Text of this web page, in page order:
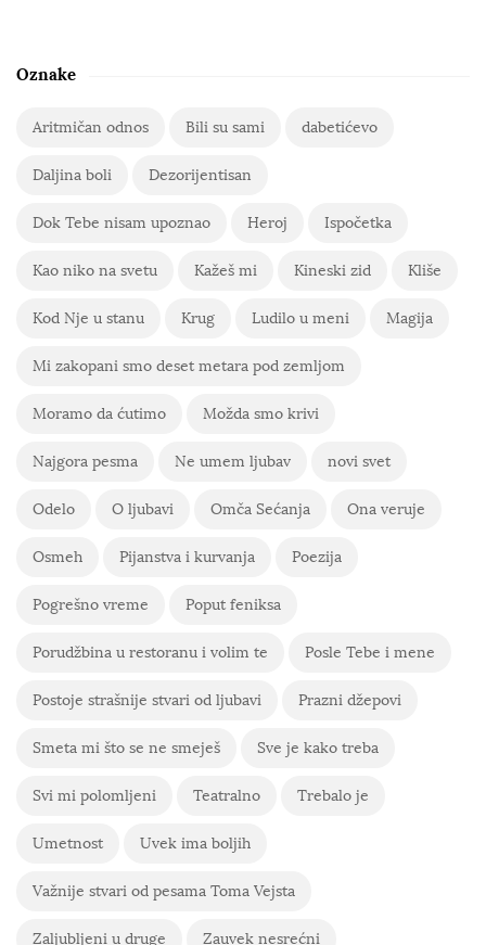
Oznake
Aritmičan odnos Bili su sami dabetićevo
Daljina boli Dezorijentisan
Dok Tebe nisam upoznao Heroj Ispočetka
Kao niko na svetu Kažeš mi Kineski zid Kliše
Kod Nje u stanu Krug Ludilo u meni Magija
Mi zakopani smo deset metara pod zemljom
Moramo da ćutimo Možda smo krivi
Najgora pesma Ne umem ljubav novi svet
Odelo O ljubavi Omča Sećanja Ona veruje
Osmeh Pijanstva i kurvanja Poezija
Pogrešno vreme Poput feniksa
Porudžbina u restoranu i volim te Posle Tebe i mene
Postoje strašnije stvari od ljubavi Prazni džepovi
Smeta mi što se ne smeješ Sve je kako treba
Svi mi polomljeni Teatralno Trebalo je
Umetnost Uvek ima boljih
Važnije stvari od pesama Toma Vejsta
Zaljubljeni u druge Zauvek nesrećni